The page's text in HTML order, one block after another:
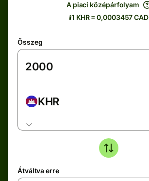
A piaci középárfolyam
៛1 KHR = 0,0003457 CAD
Összeg
KHR
Átváltva erre